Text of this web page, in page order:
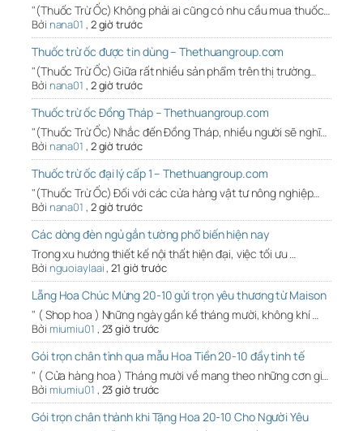
"(Thuốc Trừ Ốc) Không phải ai cũng có nhu cầu mua thuốc…
Bởi nana01 , 2 giờ trước
Thuốc trừ ốc được tin dùng – Thethuangroup.com
"(Thuốc Trừ Ốc) Giữa rất nhiều sản phẩm trên thị trường…
Bởi nana01 , 2 giờ trước
Thuốc trừ ốc Đồng Tháp – Thethuangroup.com
"(Thuốc Trừ Ốc) Nhắc đến Đồng Tháp, nhiều người sẽ nghĩ…
Bởi nana01 , 2 giờ trước
Thuốc trừ ốc đại lý cấp 1 – Thethuangroup.com
"(Thuốc Trừ Ốc) Đối với các cửa hàng vật tư nông nghiệp…
Bởi nana01 , 2 giờ trước
Các dòng đèn ngủ gắn tường phổ biến hiện nay
Trong xu hướng thiết kế nội thất hiện đại, việc tối ưu …
Bởi nguoiaylaai,21 giờ trước
Lẵng Hoa Chúc Mừng 20-10 gửi trọn yêu thương từ Maison
" ( Shop hoa ) Những ngày gần kề tháng mười, không khí …
Bởi miumiu01 , 23 giờ trước
Gói trọn chân tình qua mẫu Hoa Tiền 20-10 đầy tinh tế
" ( Cửa hàng hoa ) Tháng mười về mang theo những cơn gi…
Bởi miumiu01 , 23 giờ trước
Gói trọn chân thành khi Tặng Hoa 20-10 Cho Người Yêu